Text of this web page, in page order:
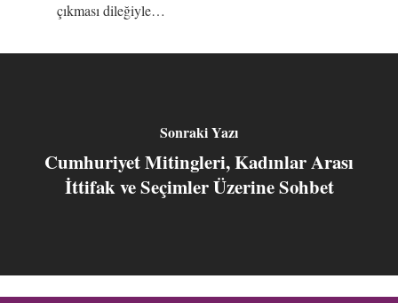
çıkması dileğiyle…
Sonraki Yazı
Cumhuriyet Mitingleri, Kadınlar Arası
İttifak ve Seçimler Üzerine Sohbet